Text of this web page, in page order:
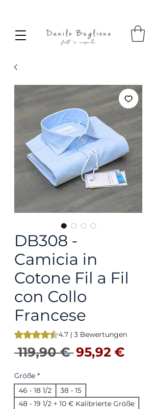
DB308 -
Camicia in
Cotone Fil a Fil
con Collo
Francese
Das Rating beträgt 4.7 von fünf
4.7 | 3 Bewertungen
119,90 € 95,92 €
Größe *
46 - 18 1/2
38 - 15
48 - 19 1/2 + 10 € Kalibrierte Größe